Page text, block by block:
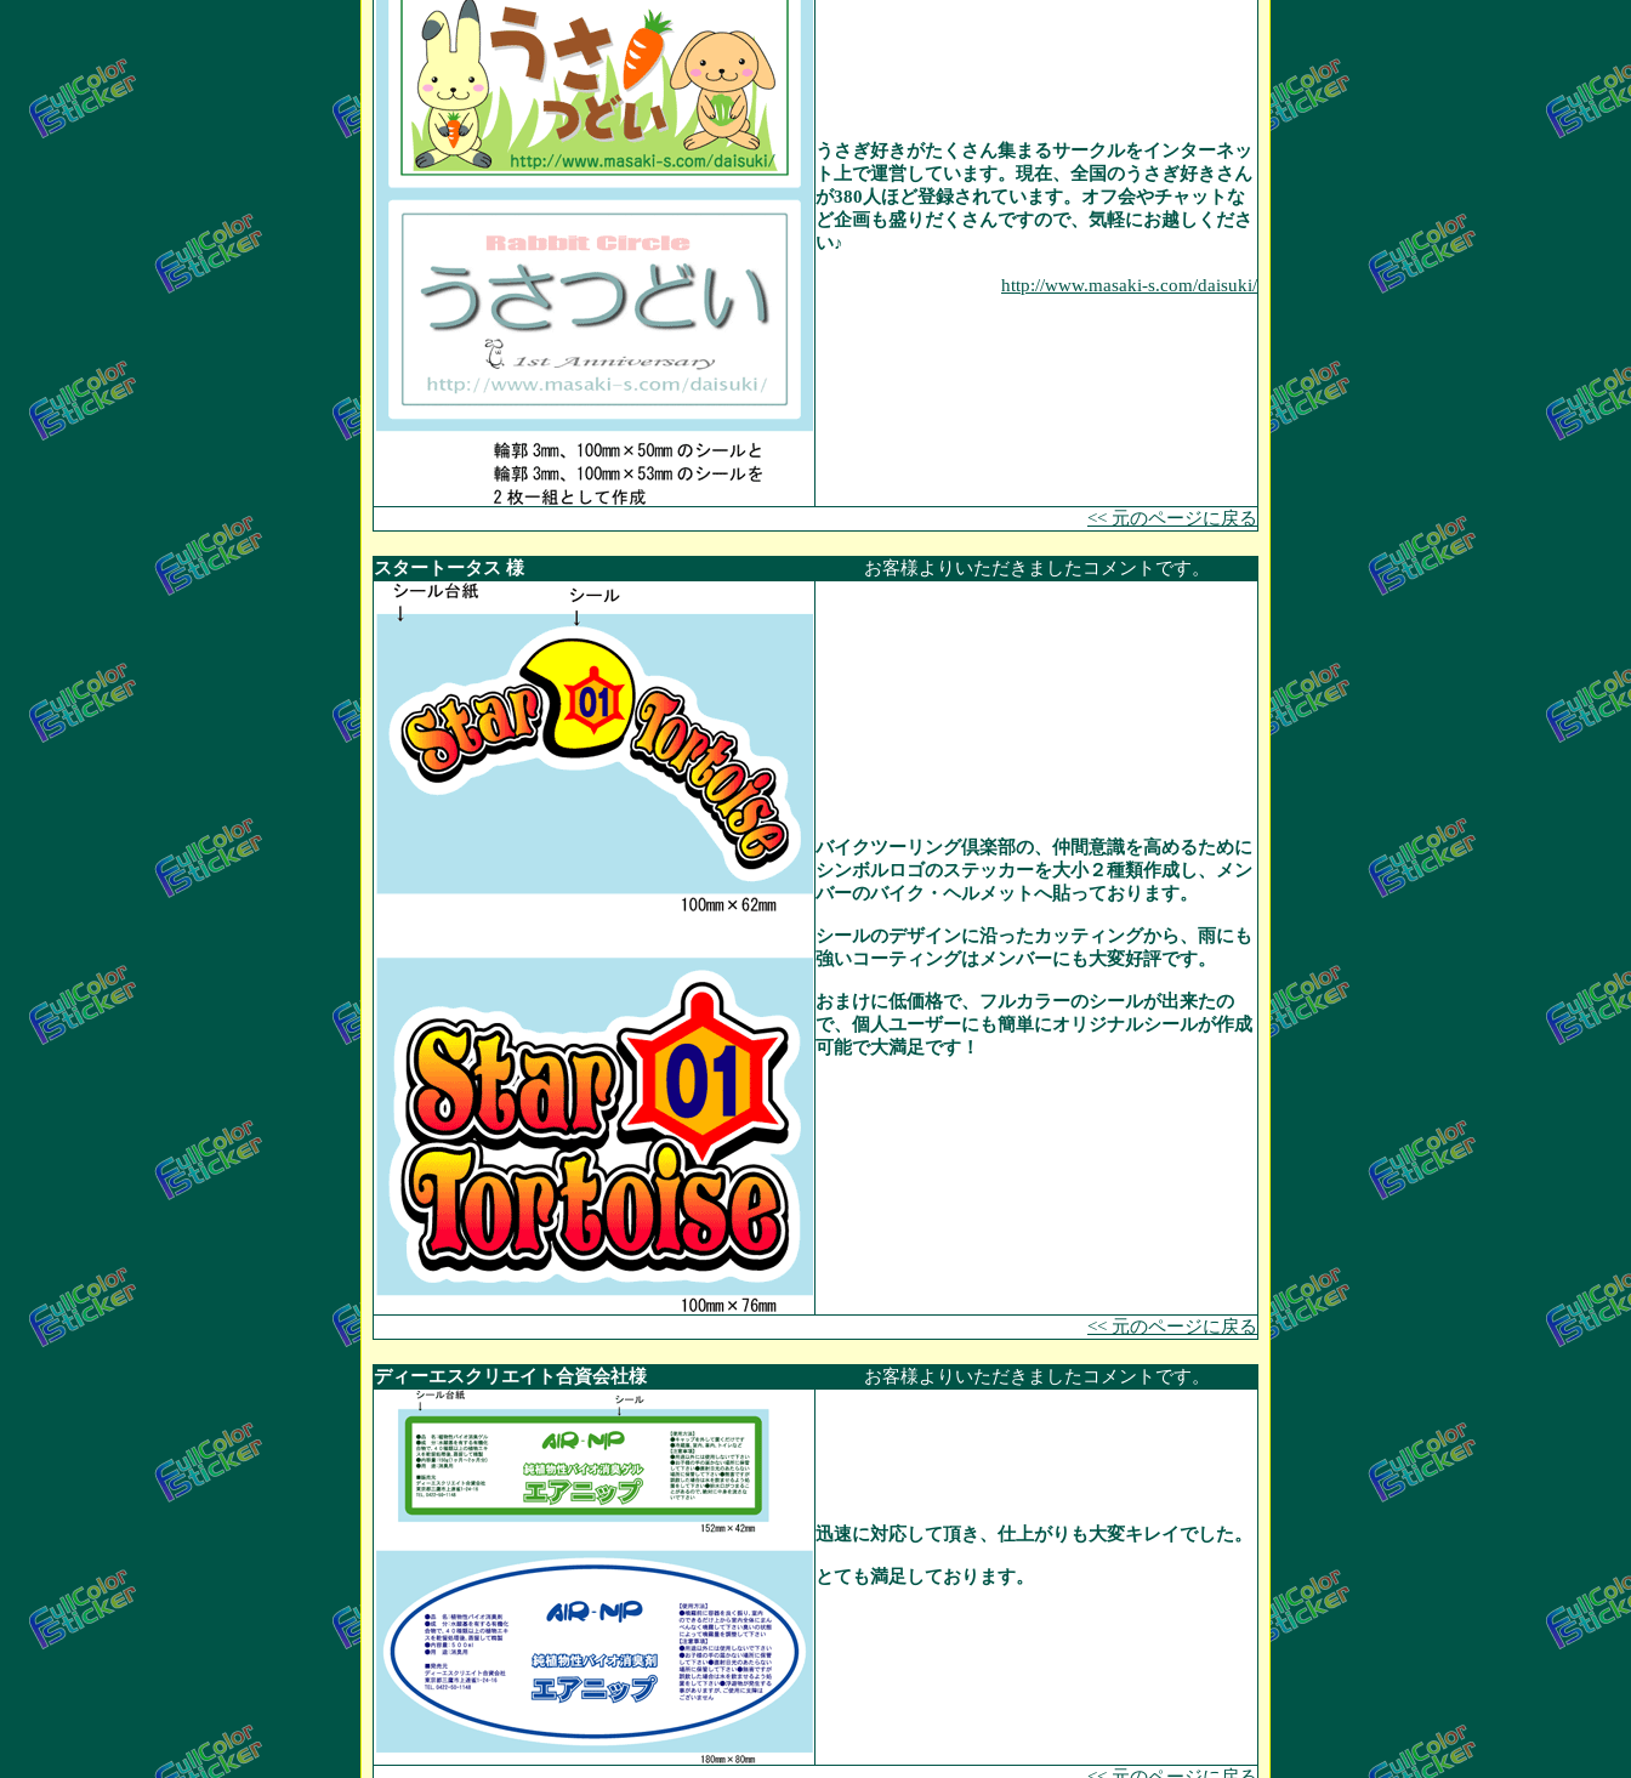
うさぎ好きがたくさん集まるサークルをインターネッ
ト上で運営しています。現在、全国のうさぎ好きさん
が380人ほど登録されています。オフ会やチャットな
ど企画も盛りだくさんですので、気軽にお越しくださ
い♪
http://www.masaki-s.com/daisuki/
<< 元のページに戻る
スタートータス 様 お客様よりいただきましたコメントです。
バイクツーリング倶楽部の、仲間意識を高めるために
シンボルロゴのステッカーを大小２種類作成し、メン
バーのバイク・ヘルメットへ貼っております。
シールのデザインに沿ったカッティングから、雨にも
強いコーティングはメンバーにも大変好評です。
おまけに低価格で、フルカラーのシールが出来たの
で、個人ユーザーにも簡単にオリジナルシールが作成
可能で大満足です！
<< 元のページに戻る
ディーエスクリエイト合資会社様 お客様よりいただきましたコメントです。
迅速に対応して頂き、仕上がりも大変キレイでした。
とても満足しております。